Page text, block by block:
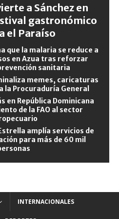
a Sánchez en
gastronómico
el Paraíso
que la malaria se reduce a
en Azua tras reforzar
sanitaria
memes, caricaturas
la Procuraduría General
en República Dominicana
de la FAO al sector
amplía servicios de
para más de 60 mil
INTERNACIONALES